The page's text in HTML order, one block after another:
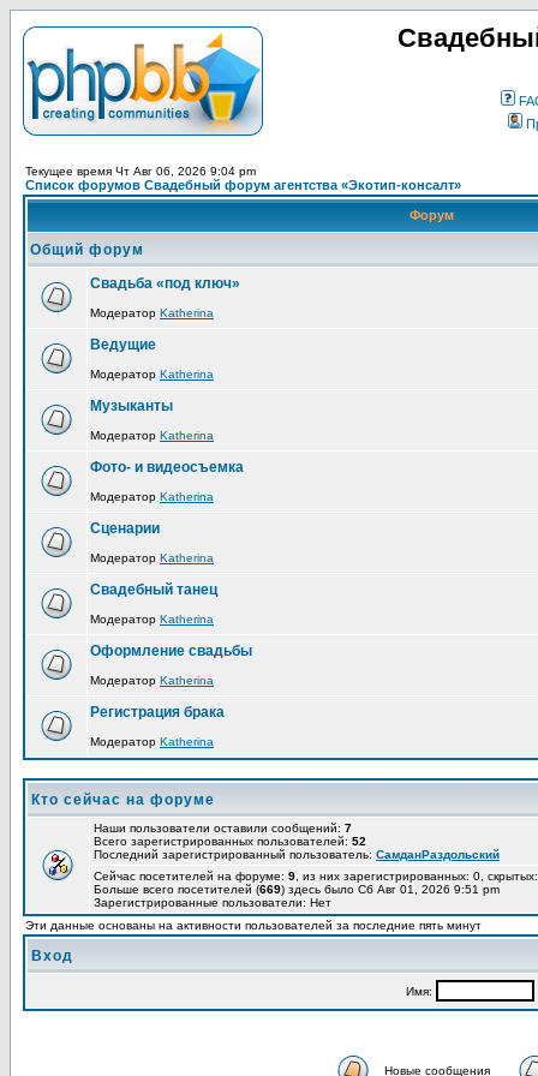
Текущее время Чт Авг 06, 2026 9:04 pm
Список форумов Свадебный форум агентства «Экотип-консалт»
Форум
Общий форум
Свадьба «под ключ»
Модератор Katherina
Ведущие
Модератор Katherina
Музыканты
Модератор Katherina
Фото- и видеосъемка
Модератор Katherina
Сценарии
Модератор Katherina
Свадебный танец
Модератор Katherina
Оформление свадьбы
Модератор Katherina
Регистрация брака
Модератор Katherina
Кто сейчас на форуме
Наши пользователи оставили сообщений: 7
Всего зарегистрированных пользователей: 52
Последний зарегистрированный пользователь: СамданРаздольский
Сейчас посетителей на форуме: 9 , из них зарегистрированных: 0,
Больше всего посетителей (669) здесь было Сб Авг 01, 2026 9:51 pm
Зарегистрированные пользователи: Нет
Эти данные основаны на активности пользователей за последние пять минут
Вход
Имя:
Новые сообщения